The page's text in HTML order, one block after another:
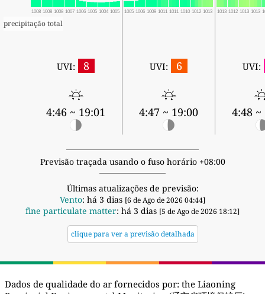
1008 1008 1008 1007 1006 1005 1004 1005 1005 1006 1009 1011 1011 1010 1012 1013 1013 1012 1013 1013
precipitação total
UVI: 8
4:46 ~ 19:01
UVI: 6
4:47 ~ 19:00
UVI:
4:48 ~
Previsão traçada usando o fuso horário +08:00
Últimas atualizações de previsão:
Vento: há 3 dias [6 de Ago de 2026 04:44]
fine particulate matter: há 3 dias [5 de Ago de 2026 18:12]
clique para ver a previsão detalhada
Dados de qualidade do ar fornecidos por: the Liaoning